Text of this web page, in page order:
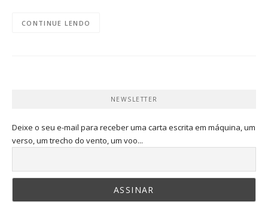
CONTINUE LENDO
NEWSLETTER
Deixe o seu e-mail para receber uma carta escrita em máquina, um
verso, um trecho do vento, um voo...